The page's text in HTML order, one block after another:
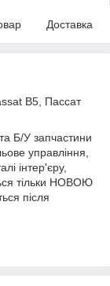
Доставка
B5, Пассат
Б/У запчастини
управління,
інтер'єру,
тільки НОВОЮ
після